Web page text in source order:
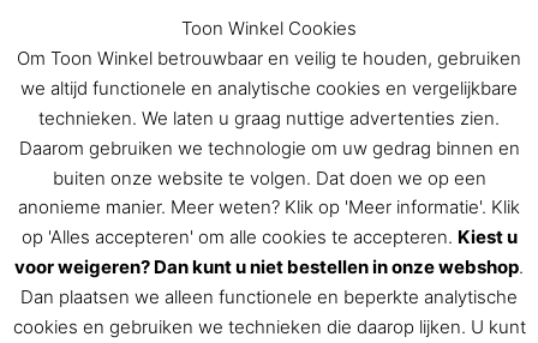
inhoud
De Toon Hermans winkel
2017 Toon 06 (725×1024)
Toon Winkel Cookies
Om Toon Winkel betrouwbaar en veilig te houden, gebruiken
we altijd functionele en analytische cookies en vergelijkbare
technieken. We laten u graag nuttige advertenties zien.
Daarom gebruiken we technologie om uw gedrag binnen en
buiten onze website te volgen. Dat doen we op een
anonieme manier. Meer weten? Klik op 'Meer informatie'. Klik
op 'Alles accepteren' om alle cookies te accepteren. Kiest u
voor weigeren? Dan kunt u niet bestellen in onze webshop.
Dan plaatsen we alleen functionele en beperkte analytische
cookies en gebruiken we technieken die daarop lijken. U kunt